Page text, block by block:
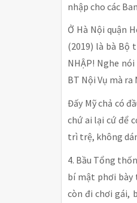
nhập cho các
Ở Hà Nội quận
(2019) là bà Bộ
NHẬP! Nghe
BT Nội Vụ mà
Đấy Mỹ chả có
chứ ai lại cứ để
trì trệ, không
4. Bầu Tổng
bí mật phơi bày
còn đi chơi gái,